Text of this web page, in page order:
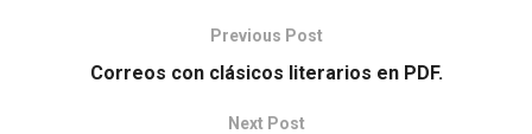
Previous Post
Correos con clásicos literarios en PDF.
Next Post